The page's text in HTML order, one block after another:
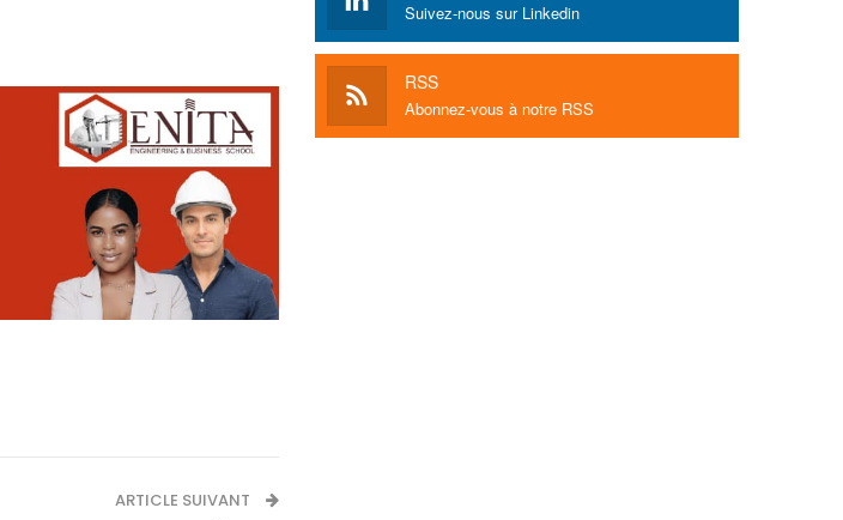
ARTICLE SUIVANT
Suivez-nous sur Linkedin
RSS
Abonnez-vous à notre RSS